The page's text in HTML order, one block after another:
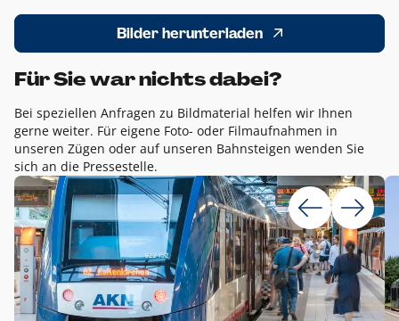
Bilder herunterladen
Für Sie war nichts dabei?
Bei speziellen Anfragen zu Bildmaterial helfen wir Ihnen
gerne weiter. Für eigene Foto- oder Filmaufnahmen in
unseren Zügen oder auf unseren Bahnsteigen wenden Sie
sich an die Pressestelle.